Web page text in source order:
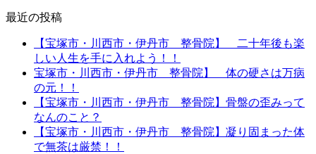
最近の投稿
【宝塚市・川西市・伊丹市 整骨院】 二十年後も楽
しい人生を手に入れよう！！
宝塚市・川西市・伊丹市 整骨院】 体の硬さは万病
の元！！
【宝塚市・川西市・伊丹市 整骨院】骨盤の歪みって
なんのこと？
【宝塚市・川西市・伊丹市 整骨院】凝り固まった体
で無茶は厳禁！！